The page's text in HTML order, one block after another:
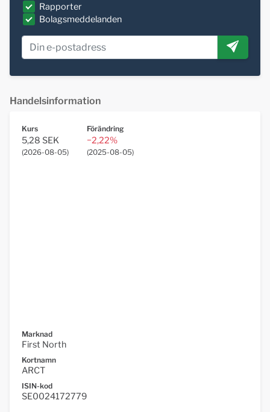
Rapporter
Bolagsmeddelanden
Handelsinformation
Kurs
5,28 SEK
(2026-08-05)
Förändring
−2,22%
(2025-08-05)
Marknad
First North
Kortnamn
ARCT
ISIN-kod
SE0024172779